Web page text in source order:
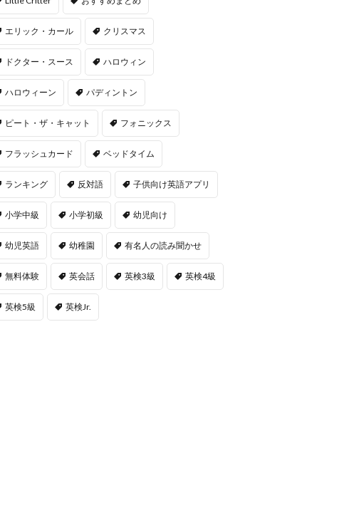
エリック・カール クリスマス
ドクター・スース ハロウィン
ハロウィーン パディントン
ピート・ザ・キャット フォニックス
フラッシュカード ベッドタイム
ランキング 反対語 子供向け英語アプリ
小学中級 小学初級 幼児向け
幼児英語 幼稚園 有名人の読み聞かせ
無料体験 英会話 英検3級 英検4級
英検5級 英検Jr.